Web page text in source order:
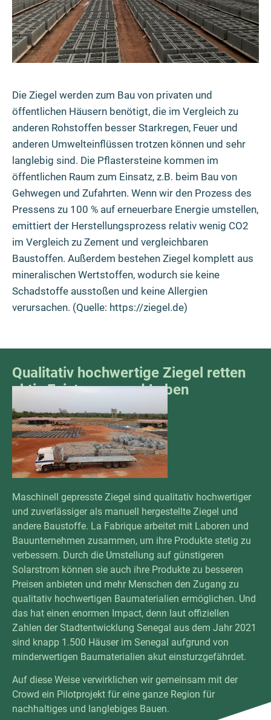
Die Ziegel werden zum Bau von privaten und
öffentlichen Häusern benötigt, die im Vergleich zu
anderen Rohstoffen besser Starkregen, Feuer und
anderen Umwelteinflüssen trotzen können und sehr
langlebig sind. Die Pflastersteine kommen im
öffentlichen Raum zum Einsatz, z.B. beim Bau von
Gehwegen und Zufahrten. Wenn wir den Prozess des
Pressens zu 100 % auf erneuerbare Energie umstellen,
emittiert der Herstellungsprozess relativ wenig CO2
im Vergleich zu Zement und vergleichbaren
Baustoffen. Außerdem bestehen Ziegel komplett aus
mineralischen Wertstoffen, wodurch sie keine
Schadstoffe ausstoßen und keine Allergien
verursachen. (Quelle: https://ziegel.de)
Qualitativ hochwertige Ziegel retten
aktiv Existenzen und Leben
Maschinell gepresste Ziegel sind qualitativ hochwertiger
und zuverlässiger als manuell hergestellte Ziegel und
andere Baustoffe. La Fabrique arbeitet mit Laboren und
Bauunternehmen zusammen, um ihre Produkte stetig zu
verbessern. Durch die Umstellung auf günstigeren
Solarstrom können sie auch ihre Produkte zu besseren
Preisen anbieten und mehr Menschen den Zugang zu
qualitativ hochwertigen Baumaterialien ermöglichen. Und
das hat einen enormen Impact, denn laut offiziellen
Zahlen der Stadtentwicklung Senegal aus dem Jahr 2021
sind knapp 1.500 Häuser im Senegal aufgrund von
minderwertigen Baumaterialien akut einsturzgefährdet.
Auf diese Weise verwirklichen wir gemeinsam mit der
Crowd ein Pilotprojekt für eine ganze Region für
nachhaltiges und langlebiges Bauen.